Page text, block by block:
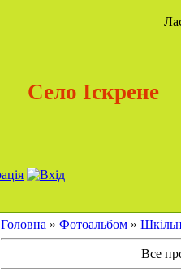
Село Іскрене
Головна » Фотоальбом »
Все